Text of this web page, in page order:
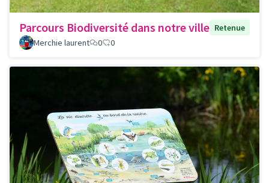
Parcours Biodiversité dans notre ville Retenue
Merchie laurent
0 0